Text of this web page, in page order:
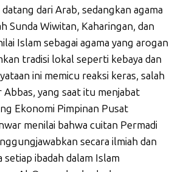
dari Arab, sedangkan agama
Sunda Wiwitan, Kaharingan, dan
Islam sebagai agama yang arogan
tradisi lokal seperti kebaya dan
ini memicu reaksi keras, salah
Abbas, yang saat itu menjabat
Ekonomi Pimpinan Pusat
menilai bahwa cuitan Permadi
secara ilmiah dan
setiap ibadah dalam Islam